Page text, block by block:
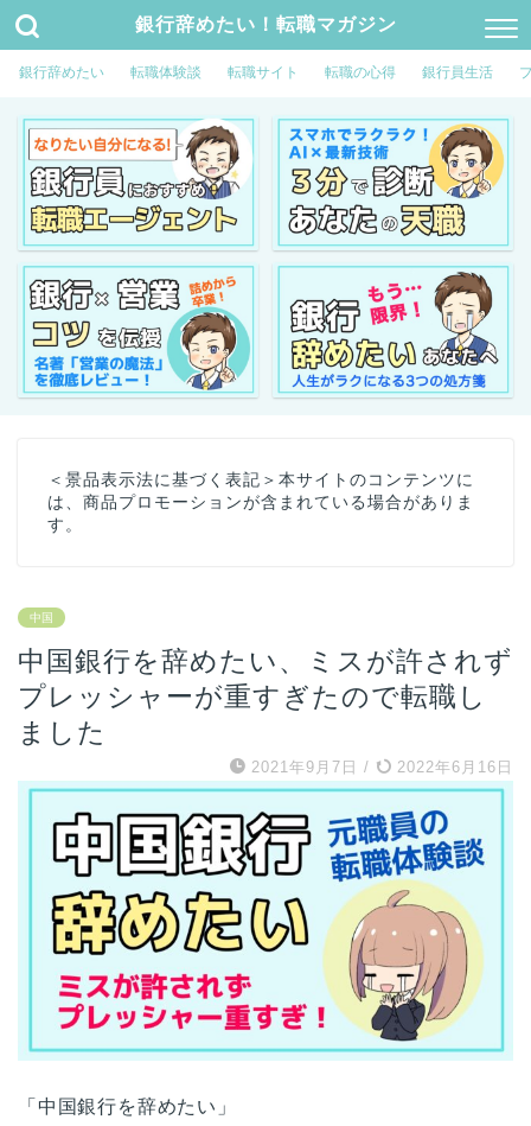
銀行辞めたい！転職マガジン
銀行辞めたい 転職体験談 転職サイト 転職の心得 銀行員生活
＜景品表示法に基づく表記＞本サイトのコンテンツに
は、商品プロモーションが含まれている場合がありま
す。
中国
中国銀行を辞めたい、ミスが許されず
プレッシャーが重すぎたので転職し
ました
2021年9月7日 / 2022年6月16日
「中国銀行を辞めたい」